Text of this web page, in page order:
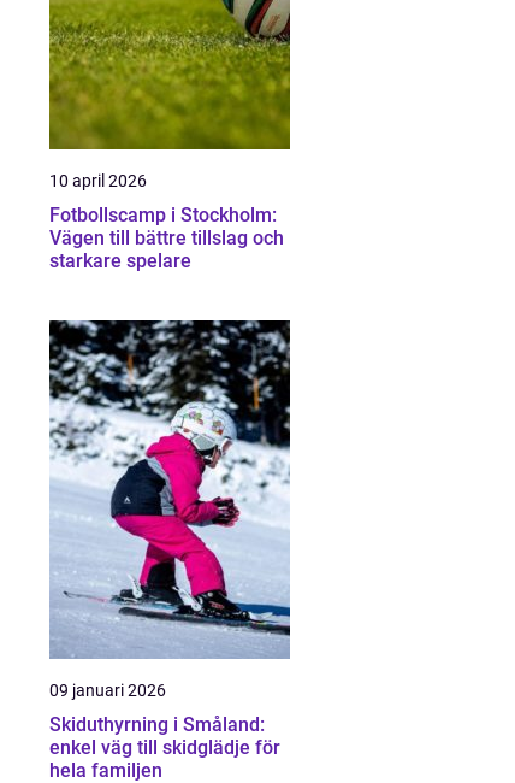
10 april 2026
Fotbollscamp i Stockholm:
Vägen till bättre tillslag och
starkare spelare
09 januari 2026
Skiduthyrning i Småland:
enkel väg till skidglädje för
hela familjen